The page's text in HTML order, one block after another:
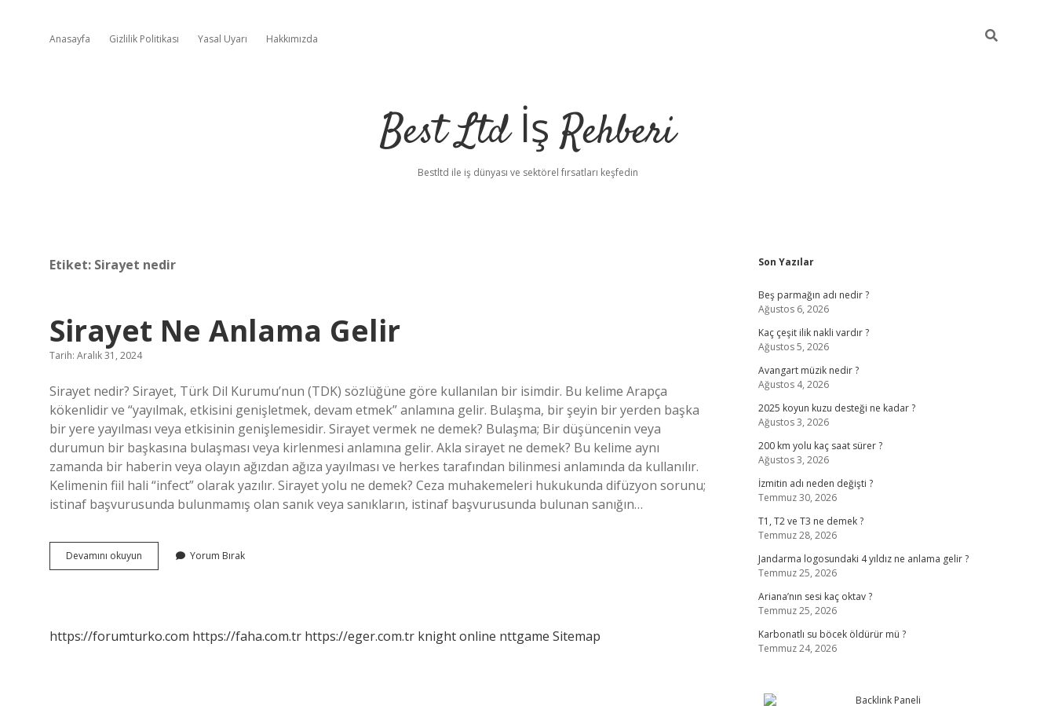
Anasayfa Gizlilik Politikası Yasal Uyarı Hakkımızda
Best Ltd İş Rehberi
Bestltd ile iş dünyası ve sektörel fırsatları keşfedin
Etiket: Sirayet nedir
Sirayet Ne Anlama Gelir
Tarih: Aralık 31, 2024
Sirayet nedir? Sirayet, Türk Dil Kurumu’nun (TDK) sözlüğüne göre kullanılan bir isimdir. Bu kelime Arapça
kökenlidir ve “yayılmak, etkisini genişletmek, devam etmek” anlamına gelir. Bulaşma, bir şeyin bir yerden başka
bir yere yayılması veya etkisinin genişlemesidir. Sirayet vermek ne demek? Bulaşma; Bir düşüncenin veya
durumun bir başkasına bulaşması veya kirlenmesi anlamına gelir. Akla sirayet ne demek? Bu kelime aynı
zamanda bir haberin veya olayın ağızdan ağıza yayılması ve herkes tarafından bilinmesi anlamında da kullanılır.
Kelimenin fiil hali “infect” olarak yazılır. Sirayet yolu ne demek? Ceza muhakemeleri hukukunda difüzyon sorunu;
istinaf başvurusunda bulunmamış olan sanık veya sanıkların, istinaf başvurusunda bulunan sanığın…
Devamını okuyun
Ne
Yorum Bırak
https://forumturko.com https://faha.com.tr https://eger.com.tr knight online nttgame Sitemap
Sidebar
Son Yazılar
Beş parmağın adı nedir ?
Ağustos 6, 2026
Kaç çeşit ilik nakli vardır ?
Ağustos 5, 2026
Avangart müzik nedir ?
Ağustos 4, 2026
2025 koyun kuzu desteği ne kadar ?
Ağustos 3, 2026
200 km yolu kaç saat sürer ?
Ağustos 3, 2026
İzmitin adı neden değişti ?
Temmuz 30, 2026
T1, T2 ve T3 ne demek ?
Temmuz 28, 2026
Jandarma logosundaki 4 yıldız ne anlama gelir ?
Temmuz 25, 2026
Ariana’nın sesi kaç oktav ?
Temmuz 25, 2026
Karbonatlı su böcek öldürür mü ?
Temmuz 24, 2026